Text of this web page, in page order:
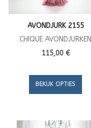
AVONDJURK 2155
CHIQUE AVONDJURKEN
115,00 €
BEKIJK OPTIES